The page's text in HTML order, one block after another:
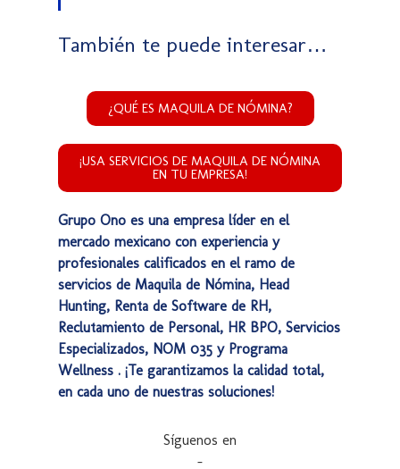
También te puede interesar…
¿QUÉ ES MAQUILA DE NÓMINA?
¡USA SERVICIOS DE MAQUILA DE NÓMINA
EN TU EMPRESA!
Grupo Ono es una empresa líder en el
mercado mexicano con experiencia y
profesionales calificados en el ramo de
servicios de Maquila de Nómina, Head
Hunting, Renta de Software de RH,
Reclutamiento de Personal, HR BPO, Servicios
Especializados, NOM 035 y Programa
Wellness . ¡Te garantizamos la calidad total,
en cada uno de nuestras soluciones!
Síguenos en
–